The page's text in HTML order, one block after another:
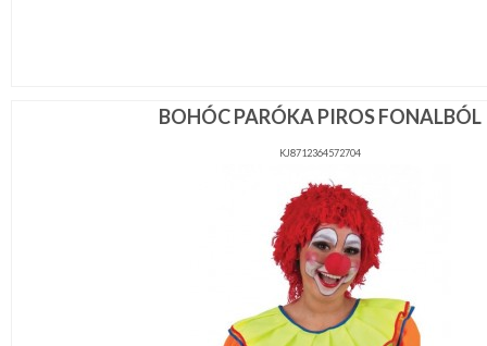
BOHÓC PARÓKA PIROS FONALBÓL
KJ8712364572704